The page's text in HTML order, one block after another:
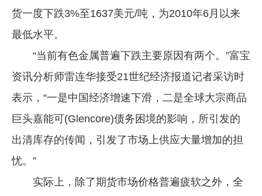
货一度下跌3%至1637美元/吨，为2010年6月以来
最低水平。
“当前有色金属普遍下跌主要原因有两个。”富宝
资讯分析师雷连华接受21世纪经济报道记者采访时
表示，“一是中国经济增速下滑，二是全球大宗商品
巨头嘉能可(Glencore)债务困境的影响，所引发的
出清库存的传闻，引发了市场上供应大量增加的担
忧。”
实际上，除了期货市场价格普遍疲软之外，全